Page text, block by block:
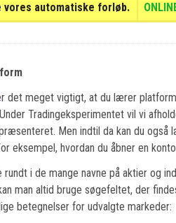
vores automatiske forløb.
det meget vigtigt, at du lærer
Tradingeksperimentet vil vi
Men indtil da kan du også
eksempel, hvordan du åbner en
i de mange navne på aktier og
man altid bruge søgefeltet, der
betegnelser for udvalgte markeder: